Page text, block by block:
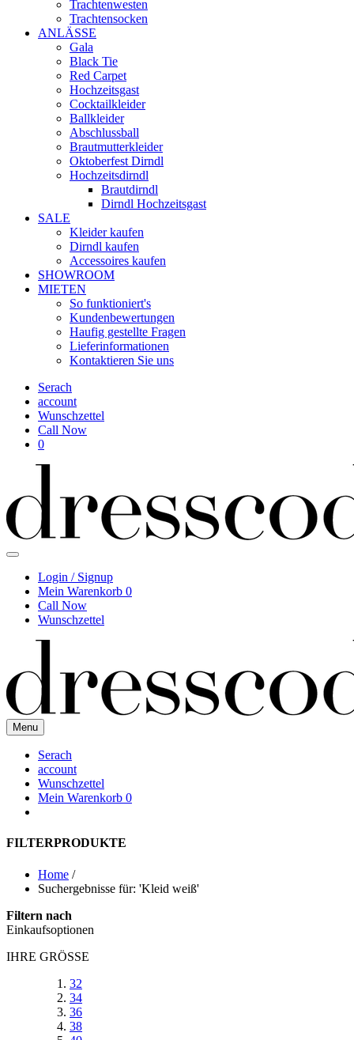
Trachtenwesten
Trachtensocken
ANLÄSSE
Gala
Black Tie
Red Carpet
Hochzeitsgast
Cocktailkleider
Ballkleider
Abschlussball
Brautmutterkleider
Oktoberfest Dirndl
Hochzeitsdirndl
Brautdirndl
Dirndl Hochzeitsgast
SALE
Kleider kaufen
Dirndl kaufen
Accessoires kaufen
SHOWROOM
MIETEN
So funktioniert's
Kundenbewertungen
Haufig gestellte Fragen
Lieferinformationen
Kontaktieren Sie uns
Serach
account
Wunschzettel
Call Now
0
Login / Signup
Mein Warenkorb 0
Call Now
Wunschzettel
Menu
Serach
account
Wunschzettel
Mein Warenkorb 0
FILTERPRODUKTE
Home /
Suchergebnisse für: 'Kleid weiß'
Filtern nach
Einkaufsoptionen
IHRE GRÖSSE
32
34
36
38